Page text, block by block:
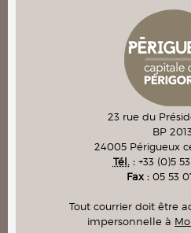
23 rue du
BP
24005 Périgueux
Tél. : +33 (0)5
Fax : 05 53
Tout courrier doit être
impersonnelle à